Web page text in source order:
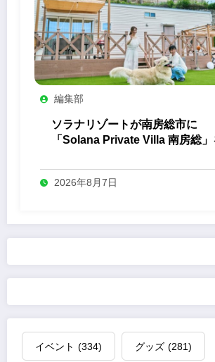
編集部
ソラナリゾートが南房総市に
「Solana Private Villa 南房総」
2026年8月7日
イベント (334) グッズ (281)